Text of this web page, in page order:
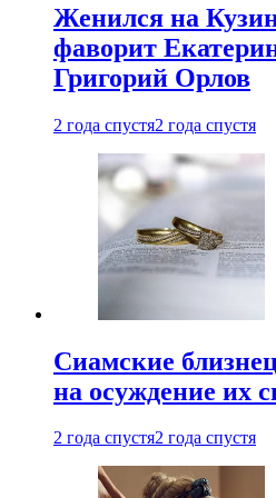
Женился на
фаворит
Григорий Орлов
2 года спустя2 года спустя
Cиамские
на осуждение их
2 года спустя2 года спустя